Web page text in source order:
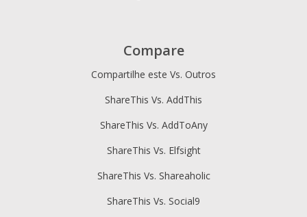
Compare
Compartilhe este Vs. Outros
ShareThis Vs. AddThis
ShareThis Vs. AddToAny
ShareThis Vs. Elfsight
ShareThis Vs. Shareaholic
ShareThis Vs. Social9